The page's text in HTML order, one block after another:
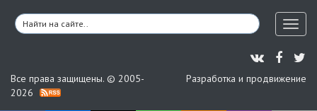
Все права защищены. © 2005-
2026
Разработка и продвижение